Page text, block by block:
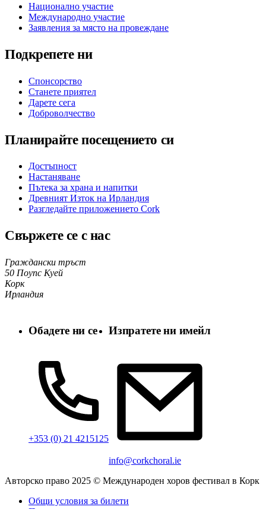
Национално участие
Международно участие
Заявления за място на провеждане
Подкрепете ни
Спонсорство
Станете приятел
Дарете сега
Доброволчество
Планирайте посещението си
Достъпност
Настаняване
Пътека за храна и напитки
Древният Изток на Ирландия
Разгледайте приложението Cork
Свържете се с нас
Граждански тръст
50 Поупс Куей
Корк
Ирландия
Обадете ни се
+353 (0) 21 4215125
Изпратете ни имейл
info@corkchoral.ie
Авторско право 2025 © Международен хоров фестивал в Корк
Общи условия за билети
Политика за поверителност